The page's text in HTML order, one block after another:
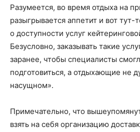
Разумеется, во время отдыха на
разыгрывается аппетит и вот
о доступности услуг
Безусловно, заказывать такие
заранее, чтобы специалисты
подготовиться, а отдыхающие не
насущном».
Примечательно, что
взять на себя организацию